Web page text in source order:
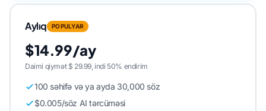
Aylıq POPULYAR
$14.99/ay
Daimi qiymət $ 29.99, indi 50% endirim
100 səhifə və ya ayda 30,000 söz
$0.005/söz AI tərcüməsi